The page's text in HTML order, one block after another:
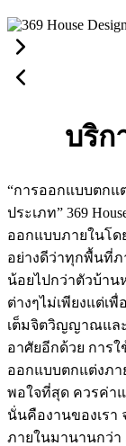
บริก
“การออกแบบตกแ
ประเภท” 369
ออกแบบภายในโด
อย่างดีว่าทุกพื้นที่
น้อยไปกว่าตัวบ้าน
ต่างๆไม่เพียงแต่เ
เต็มจิตวิญญาณแล
อาศัยอีกด้วย การ
ออกแบบตกแต่งภ
พอใจที่สุด ควรค่า
นั่นคืองานของเรา
ภายในมานานกว่า